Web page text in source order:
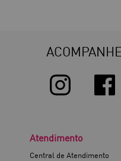
Atendimento
Central de Atendimento